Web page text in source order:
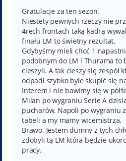
t
Gratulacje za ten sezon.
Niestety pewnych rzeczy nie
4rech frontach taką kadrą
finału LM to świetny rezultat.
Gdybyśmy mieli choć 1
podobnym do LM i Thurama to
cieszyli. A tak cieszy się zespół
odpadł szybko byle skupić się
Interem i nie bawimy się w
Milan po wygraniu Serie A
pucharów, Napoli po wygraniu
tabeli a my mamy wicemistrza.
Brawo. Jestem dumny z tych
zdobyli tą LM która będzie
pracy.